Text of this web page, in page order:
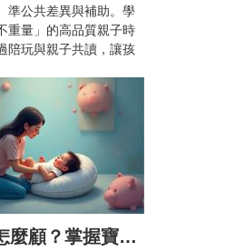
準公共差異與補助。學
重量」的高品質親子時
陪玩與親子共讀，讓孩
嬰兒頭型怎麼顧？掌握寶寶頭型黃金期5大關鍵，顧好漂亮頭型不扁頭！